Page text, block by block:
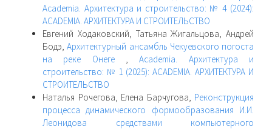
Academia. Архитектура и строительство: № 4 (2024):
ACADEMIA. АРХИТЕКТУРА И СТРОИТЕЛЬСТВО
Евгений Ходаковский, Татьяна Жигальцова, Андрей
Бодэ,Архитектурный ансамбль Чекуевского погоста
на реке Онеге ,Academia. Архитектура и
строительство: № 1 (2025): ACADEMIA. АРХИТЕКТУРА И
СТРОИТЕЛЬСТВО
Наталья Рочегова, Елена Барчугова, Реконструкция
процесса динамического формообразования И.И.
Леонидова средствами компьютерного